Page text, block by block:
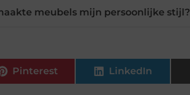
meubels mijn persoonlijke stijl?
Pinterest LinkedIn